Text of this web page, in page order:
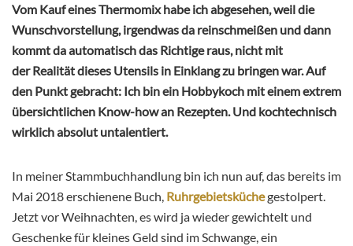
Vom Kauf eines Thermomix habe ich abgesehen, weil die
Wunschvorstellung, irgendwas da reinschmeißen und dann
kommt da automatisch das Richtige raus, nicht mit
der Realität dieses Utensils in Einklang zu bringen war. Auf
den Punkt gebracht: Ich bin ein Hobbykoch mit einem extrem
übersichtlichen Know-how an Rezepten. Und kochtechnisch
wirklich absolut untalentiert.
In meiner Stammbuchhandlung bin ich nun auf, das bereits im
Mai 2018 erschienene Buch, Ruhrgebietsküchegestolpert.
Jetzt vor Weihnachten, es wird ja wieder gewichtelt und
Geschenke für kleines Geld sind im Schwange, ein